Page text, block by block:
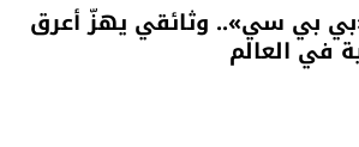
بي سي».. وثائقي يهزّ أعرق
في العالم